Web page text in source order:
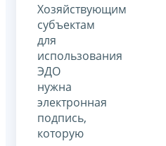
Хозяйствующим
субъектам
для
использования
ЭДО
нужна
электронная
подпись,
которую